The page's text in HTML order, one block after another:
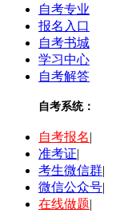
自考专业
报名入口
自考书城
学习中心
自考解答
自考系统：
自考报名|
准考证|
考生微信群|
微信公众号|
在线做题|